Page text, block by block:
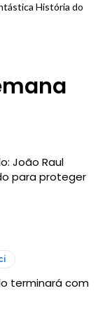
História do
João Raul
para proteger
terminará com